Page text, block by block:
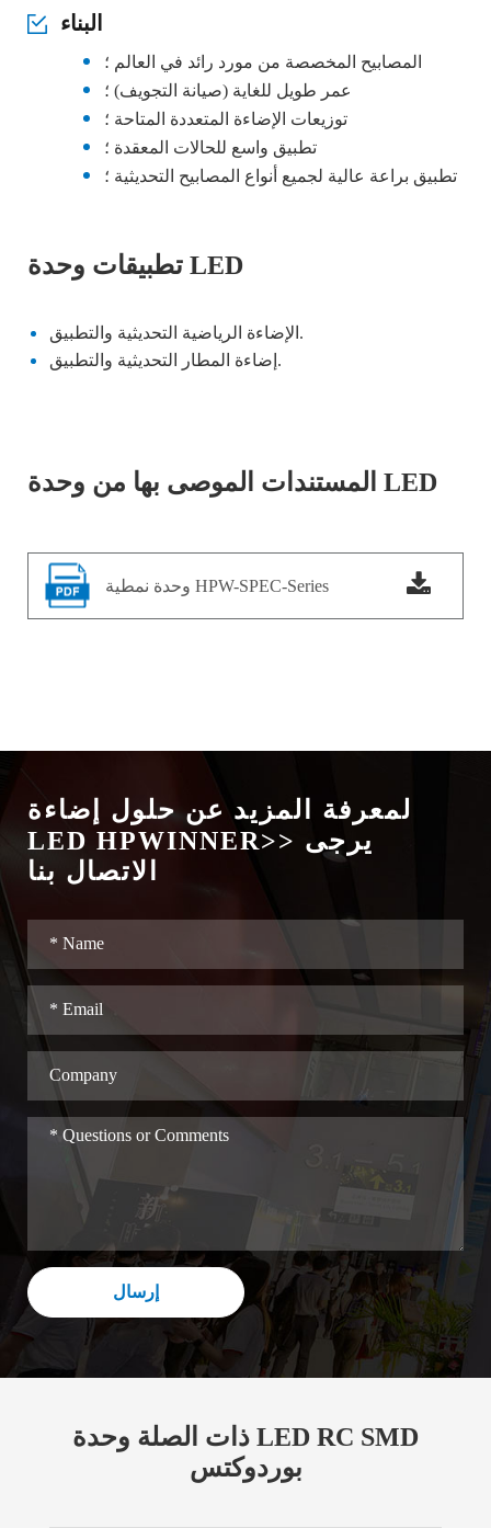
البناء
المصابيح المخصصة من مورد رائد في العالم ؛
عمر طويل للغاية (صيانة التجويف) ؛
توزيعات الإضاءة المتعددة المتاحة ؛
تطبيق واسع للحالات المعقدة ؛
تطبيق براعة عالية لجميع أنواع المصابيح التحديثية ؛
تطبيقات وحدة LED
الإضاءة الرياضية التحديثية والتطبيق.
إضاءة المطار التحديثية والتطبيق.
المستندات الموصى بها من وحدة LED
وحدة نمطية HPW-SPEC-Series
لمعرفة المزيد عن حلول إضاءة
LED HPWINNER>> يرجى
الاتصال بنا
إرسال
ذات الصلة وحدة LED RC SMD
بوردوكتس